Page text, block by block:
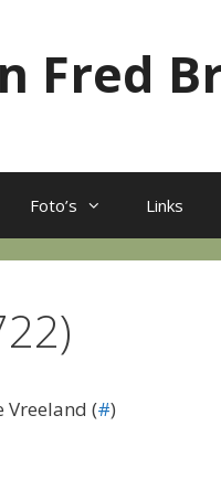
Fred
Foto’s Links
Vreeland (#)